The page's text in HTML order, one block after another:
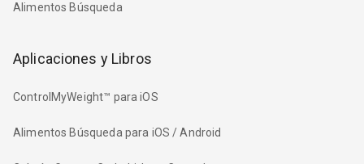
Alimentos Búsqueda
Aplicaciones y Libros
ControlMyWeight™ para iOS
Alimentos Búsqueda para iOS / Android